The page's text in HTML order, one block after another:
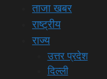
ताजा खबर
राष्ट्रीय
राज्य
उत्तर प्रदेश
दिल्ली